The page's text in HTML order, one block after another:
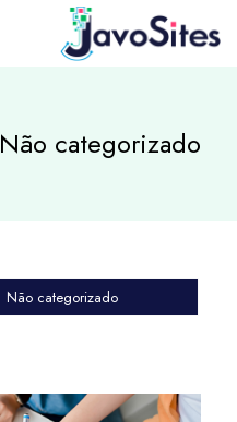
Não categorizado
Não categorizado